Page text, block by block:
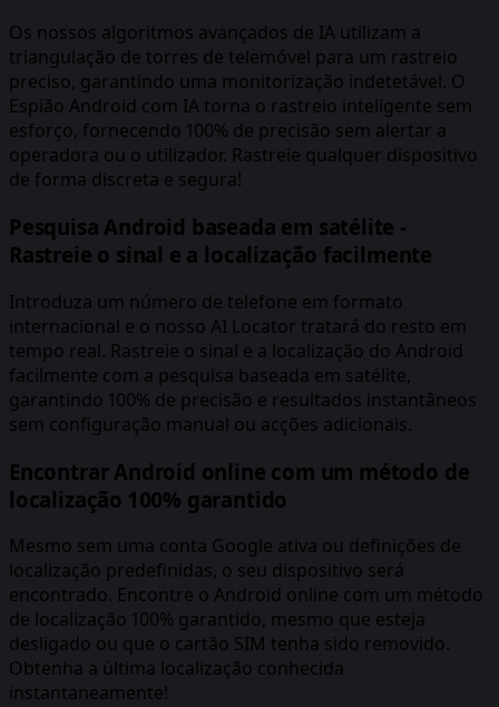
Os nossos algoritmos avançados de IA utilizam a
triangulação de torres de telemóvel para um rastreio
preciso, garantindo uma monitorização indetetável. O
Espião Android com IA torna o rastreio inteligente sem
esforço, fornecendo 100% de precisão sem alertar a
operadora ou o utilizador. Rastreie qualquer dispositivo
de forma discreta e segura!
Pesquisa Android baseada em satélite -
Rastreie o sinal e a localização facilmente
Introduza um número de telefone em formato
internacional e o nosso AI Locator tratará do resto em
tempo real. Rastreie o sinal e a localização do Android
facilmente com a pesquisa baseada em satélite,
garantindo 100% de precisão e resultados instantâneos
sem configuração manual ou acções adicionais.
Encontrar Android online com um método de
localização 100% garantido
Mesmo sem uma conta Google ativa ou definições de
localização predefinidas, o seu dispositivo será
encontrado. Encontre o Android online com um método
de localização 100% garantido, mesmo que esteja
desligado ou que o cartão SIM tenha sido removido.
Obtenha a última localização conhecida
instantaneamente!